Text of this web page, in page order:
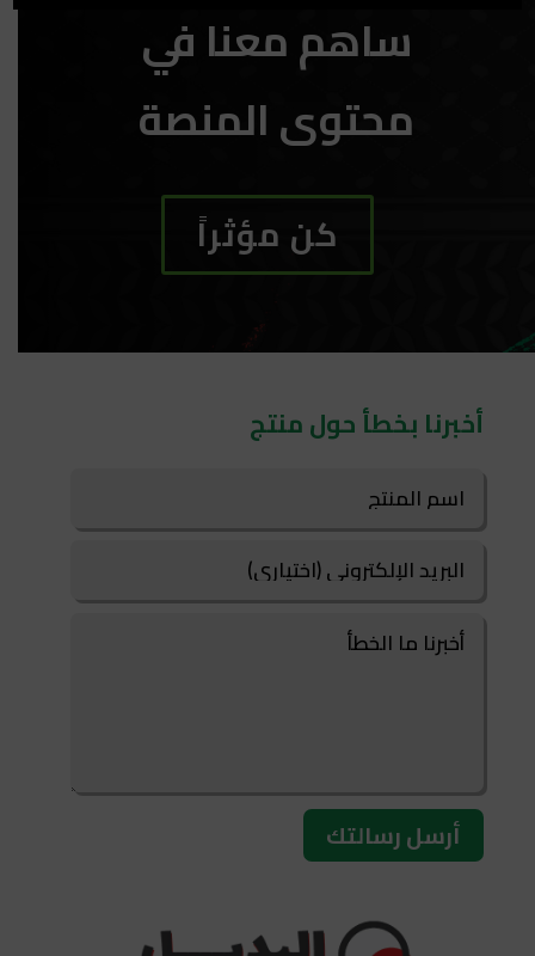
ساهم معنا في
محتوى المنصة
كن مؤثراً
أخبرنا بخطأ حول منتج
أرسل رسالتك